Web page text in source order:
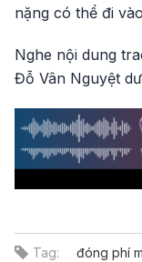
nặng có thể đi
Nghe nội dung
Đỗ Vân Nguyệt
Tag: đóng phí